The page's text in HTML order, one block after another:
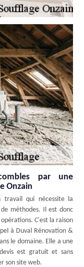
par une
Onzain
travail qui nécessite la
méthodes. Il est donc
C'est la raison
à Duval Rénovation &
le domaine. Elle a une
est gratuit et sans
son site web.